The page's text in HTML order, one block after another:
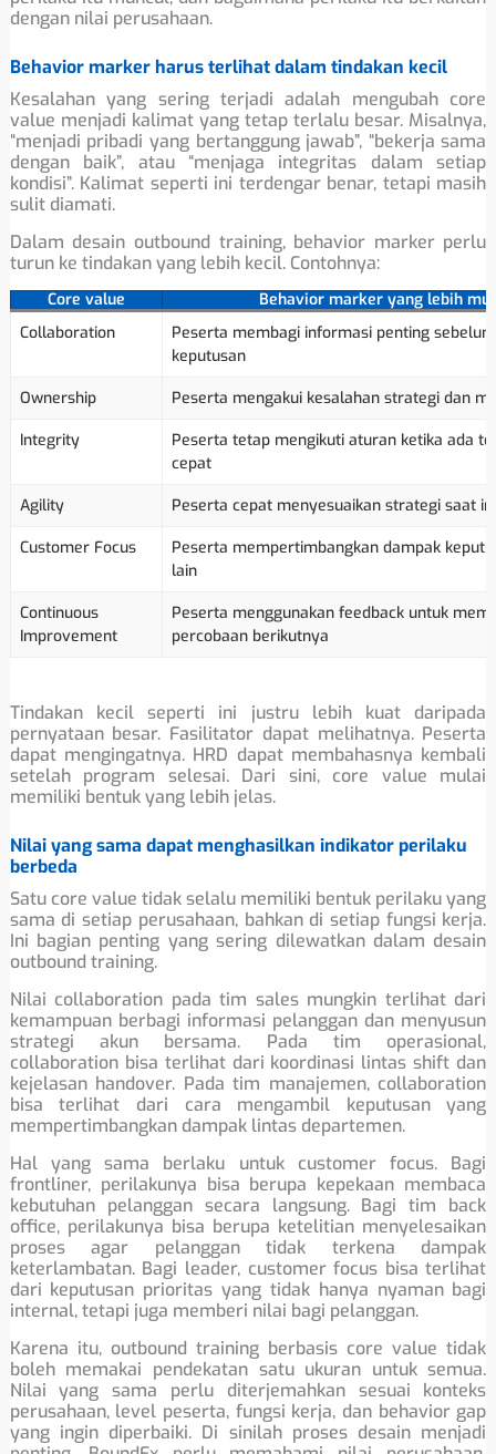
dengan nilai perusahaan.
Behavior marker harus terlihat dalam tindakan kecil
Kesalahan yang sering terjadi adalah mengubah core
value menjadi kalimat yang tetap terlalu besar. Misalnya,
“menjadi pribadi yang bertanggung jawab”, “bekerja sama
dengan baik”, atau “menjaga integritas dalam setiap
kondisi”. Kalimat seperti ini terdengar benar, tetapi masih
sulit diamati.
Dalam desain outbound training, behavior marker perlu
turun ke tindakan yang lebih kecil. Contohnya:
Core value
Behavior marker yang lebih
Collaboration
Peserta membagi informasi penting
keputusan
Ownership
Peserta mengakui kesalahan strategi dan
Integrity
Peserta tetap mengikuti aturan ketika ada
cepat
Agility
Peserta cepat menyesuaikan strategi saat
Customer Focus
Peserta mempertimbangkan dampak
lain
Continuous
Improvement
Peserta menggunakan feedback untuk
percobaan berikutnya
Tindakan kecil seperti ini justru lebih kuat daripada
pernyataan besar. Fasilitator dapat melihatnya. Peserta
dapat mengingatnya. HRD dapat membahasnya kembali
setelah program selesai. Dari sini, core value mulai
memiliki bentuk yang lebih jelas.
Nilai yang sama dapat menghasilkan indikator perilaku
berbeda
Satu core value tidak selalu memiliki bentuk perilaku yang
sama di setiap perusahaan, bahkan di setiap fungsi kerja.
Ini bagian penting yang sering dilewatkan dalam desain
outbound training.
Nilai collaboration pada tim sales mungkin terlihat dari
kemampuan berbagi informasi pelanggan dan menyusun
strategi akun bersama. Pada tim operasional,
collaboration bisa terlihat dari koordinasi lintas shift dan
kejelasan handover. Pada tim manajemen, collaboration
bisa terlihat dari cara mengambil keputusan yang
mempertimbangkan dampak lintas departemen.
Hal yang sama berlaku untuk customer focus. Bagi
frontliner, perilakunya bisa berupa kepekaan membaca
kebutuhan pelanggan secara langsung. Bagi tim back
office, perilakunya bisa berupa ketelitian menyelesaikan
proses agar pelanggan tidak terkena dampak
keterlambatan. Bagi leader, customer focus bisa terlihat
dari keputusan prioritas yang tidak hanya nyaman bagi
internal, tetapi juga memberi nilai bagi pelanggan.
Karena itu, outbound training berbasis core value tidak
boleh memakai pendekatan satu ukuran untuk semua.
Nilai yang sama perlu diterjemahkan sesuai konteks
perusahaan, level peserta, fungsi kerja, dan behavior gap
yang ingin diperbaiki. Di sinilah proses desain menjadi